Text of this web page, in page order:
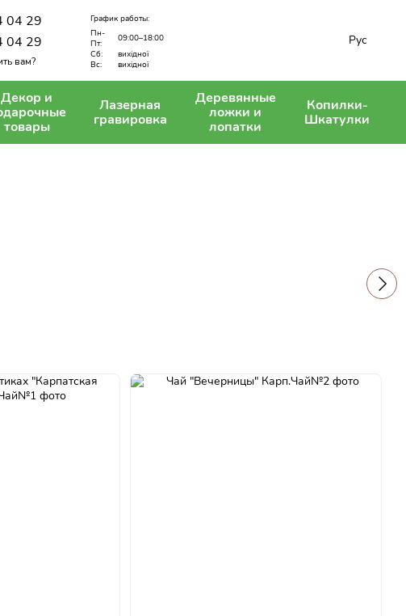
04 29
04 29
вам?
График работы:
Пн-
Пт:
09:00–18:00
Сб:
вихідної
Вс:
вихідної
Рус
Декор и
товары
Лазерная
гравировка
Деревянные
ложки и
лопатки
Копилки-
Шкатулки